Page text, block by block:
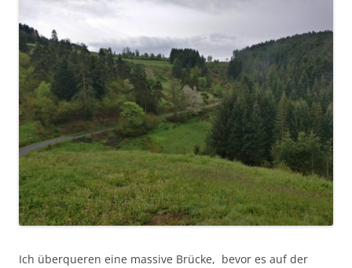
Ich überqueren eine massive Brücke, bevor es auf der